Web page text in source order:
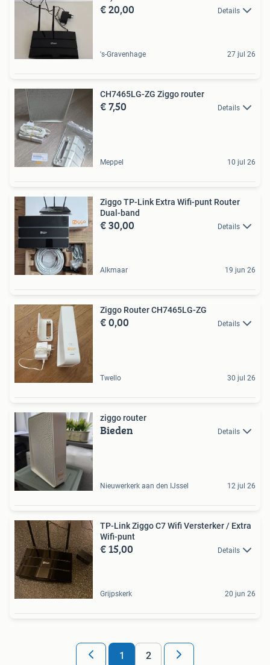
€ 20,00 Details
's-Gravenhage 27 jul 26
CH7465LG-ZG Ziggo router
€ 7,50 Details
Meppel 10 jul 26
Ziggo TP-Link Extra Wifi-punt Router
Dual-band
€ 30,00 Details
Alkmaar 19 jun 26
Ziggo Router CH7465LG-ZG
€ 0,00 Details
Twello 30 jul 26
ziggo router
Bieden Details
Nieuwerkerk aan den IJssel 12 jul 26
TP-Link Ziggo C7 Wifi Versterker / Extra
Wifi-punt
€ 15,00 Details
Grijpskerk 20 jun 26
1 2